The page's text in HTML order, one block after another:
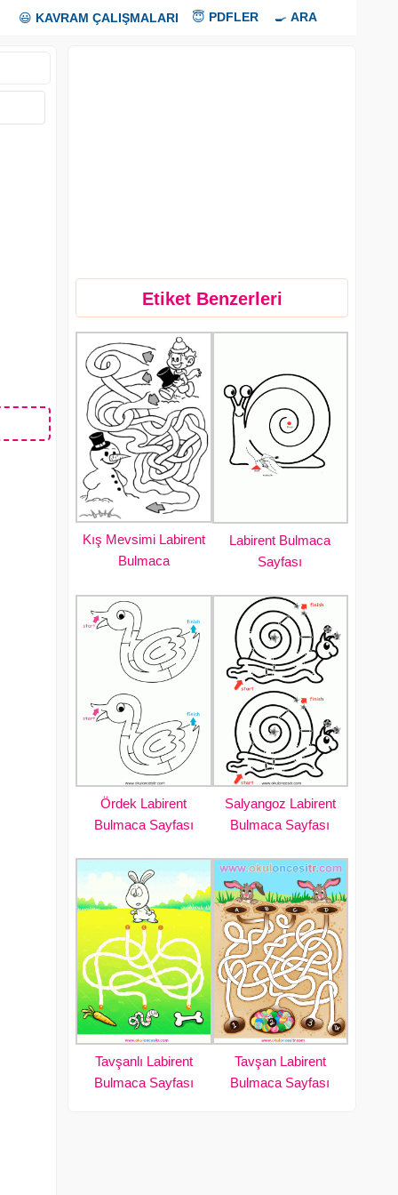
😃 KAVRAM ÇALIŞMALARI 😇 PDFLER 🍳 ARA
Etiket Benzerleri
Kış Mevsimi Labirent
Bulmaca
Labirent Bulmaca
Sayfası
Ördek Labirent
Bulmaca Sayfası
Salyangoz Labirent
Bulmaca Sayfası
Tavşanlı Labirent
Bulmaca Sayfası
Tavşan Labirent
Bulmaca Sayfası